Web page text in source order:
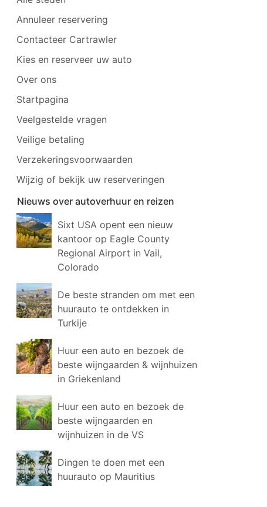
Annuleer reservering
Contacteer Cartrawler
Kies en reserveer uw auto
Over ons
Startpagina
Veelgestelde vragen
Veilige betaling
Verzekeringsvoorwaarden
Wijzig of bekijk uw reserveringen
Nieuws over autoverhuur en reizen
Sixt USA opent een nieuw
kantoor op Eagle County
Regional Airport in Vail,
Colorado
De beste stranden om met een
huurauto te ontdekken in
Turkije
Huur een auto en bezoek de
beste wijngaarden & wijnhuizen
in Griekenland
Huur een auto en bezoek de
beste wijngaarden en
wijnhuizen in de VS
Dingen te doen met een
huurauto op Mauritius